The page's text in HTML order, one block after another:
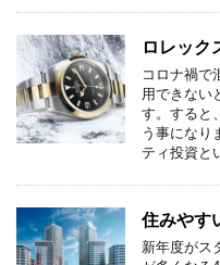
ロレック
コロナ禍で
用できない
す。すると
う事になり
ティ投資と
住みやす
新年度がス